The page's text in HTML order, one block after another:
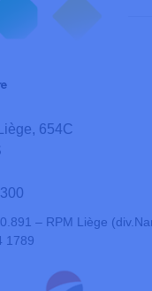
654C
– RPM Liège
1789